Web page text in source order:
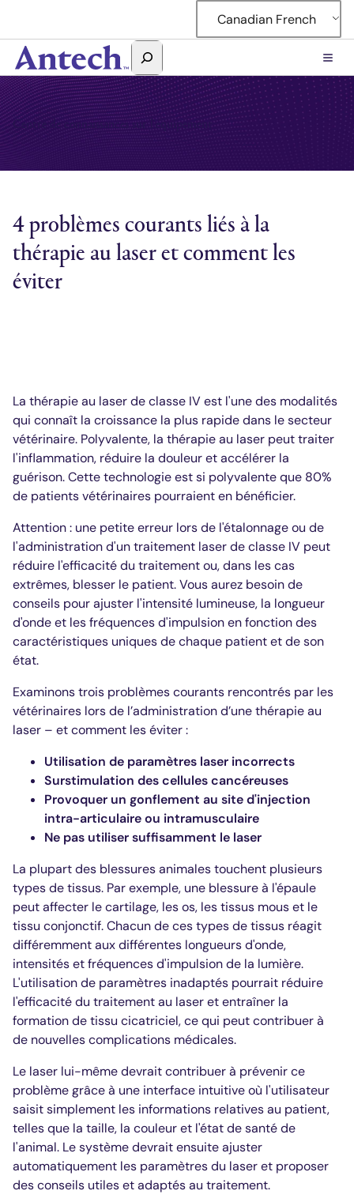
contenu
Canadian French
Rechercher
Antech
Centre de connaissances sur l'équipement
4 problèmes courants liés à la
thérapie au laser et comment les
éviter
La thérapie au laser de classe IV est l'une des modalités
qui connaît la croissance la plus rapide dans le secteur
vétérinaire. Polyvalente, la thérapie au laser peut traiter
l'inflammation, réduire la douleur et accélérer la
guérison. Cette technologie est si polyvalente que 80%
de patients vétérinaires pourraient en bénéficier.
Attention : une petite erreur lors de l'étalonnage ou de
l'administration d'un traitement laser de classe IV peut
réduire l'efficacité du traitement ou, dans les cas
extrêmes, blesser le patient. Vous aurez besoin de
conseils pour ajuster l'intensité lumineuse, la longueur
d'onde et les fréquences d'impulsion en fonction des
caractéristiques uniques de chaque patient et de son
état.
Examinons trois problèmes courants rencontrés par les
vétérinaires lors de l’administration d’une thérapie au
laser – et comment les éviter :
Utilisation de paramètres laser incorrects
Surstimulation des cellules cancéreuses
Provoquer un gonflement au site d'injection
intra-articulaire ou intramusculaire
Ne pas utiliser suffisamment le laser
La plupart des blessures animales touchent plusieurs
types de tissus. Par exemple, une blessure à l'épaule
peut affecter le cartilage, les os, les tissus mous et le
tissu conjonctif. Chacun de ces types de tissus réagit
différemment aux différentes longueurs d'onde,
intensités et fréquences d'impulsion de la lumière.
L'utilisation de paramètres inadaptés pourrait réduire
l'efficacité du traitement au laser et entraîner la
formation de tissu cicatriciel, ce qui peut contribuer à
de nouvelles complications médicales.
Le laser lui-même devrait contribuer à prévenir ce
problème grâce à une interface intuitive où l'utilisateur
saisit simplement les informations relatives au patient,
telles que la taille, la couleur et l'état de santé de
l'animal. Le système devrait ensuite ajuster
automatiquement les paramètres du laser et proposer
des conseils utiles et adaptés au traitement.